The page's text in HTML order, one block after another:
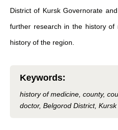
District of Kursk Governorate
further research in the history of
history of the region.
Keywords:
history of medicine, county,
doctor, Belgorod District, Kursk